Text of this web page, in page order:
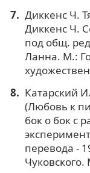
Диккенс Ч.
Диккенс Ч.
под общ.
Ланна. М.:
Катарский
(Любовь к
бок о бок с
перевода -